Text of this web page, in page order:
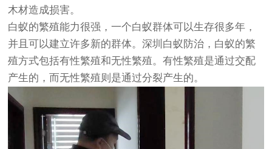
木材造成损害。
白蚁的繁殖能力很强，一个白蚁群体可以生存很多年，
并且可以建立许多新的群体。深圳白蚁防治，白蚁的繁
殖方式包括有性繁殖和无性繁殖。有性繁殖是通过交配
产生的，而无性繁殖则是通过分裂产生的。